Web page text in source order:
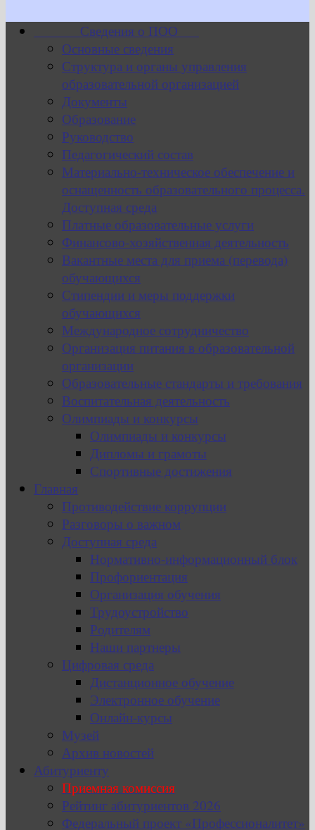
Сведения о ПОО
Основные сведения
Структура и органы управления
образовательной организацией
Документы
Образование
Руководство
Педагогический состав
Материально-техническое обеспечение и
оснащенность образовательного процесса.
Доступная среда
Платные образовательные услуги
Финансово-хозяйственная деятельность
Вакантные места для приема (перевода)
обучающихся
Стипендии и меры поддержки
обучающихся
Международное сотрудничество
Организация питания в образовательной
организации
Образовательные стандарты и требования
Воспитательная деятельность
Олимпиады и конкурсы
Олимпиады и конкурсы
Дипломы и грамоты
Спортивные достижения
Главная
Противодействие коррупции
Разговоры о важном
Доступная среда
Нормативно-информационный блок
Профориентация
Организация обучения
Трудоустройство
Родителям
Наши партнеры
Цифровая среда
Дистанционное обучение
Электронное обучение
Онлайн-курсы
Музей
Архив новостей
Абитуриенту
Приемная комиссия
Рейтинг абитуриентов 2026
Федеральный проект «Профессионалитет»